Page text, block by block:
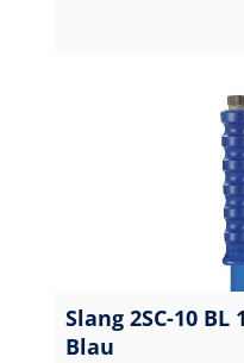
Slang 2SC-10 BL
Blau